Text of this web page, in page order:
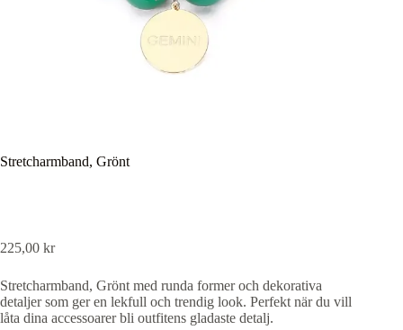
Stretcharmband, Grönt
225,00 kr
Stretcharmband, Grönt med runda former och dekorativa
detaljer som ger en lekfull och trendig look. Perfekt när du vill
låta dina accessoarer bli outfitens gladaste detalj.